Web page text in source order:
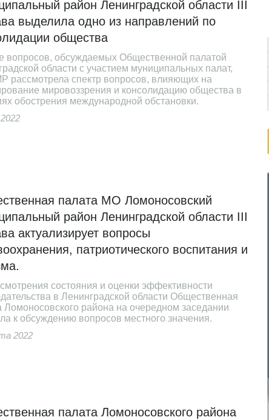
район Ленинградской области III
выделила одно из направлений по
общества
вопросов, обсуждаемых Общественной палатой
области с участием муниципальных палат,
рассмотрела спектр вопросов, влияющих на
мировоззрения и консолидацию общества в
обострения международной обстановки.
палата МО Ломоносовский
район Ленинградской области III
актуализирует вопросы
патриотического воспитания и
состояния и оценки эффективности
в Ленинградской области Общественная
Ломоносовского района на очередном заседании
к обсуждению вопросов местного значения.
2022
палата Ломоносовского района
Общественная палата Ломоносовского